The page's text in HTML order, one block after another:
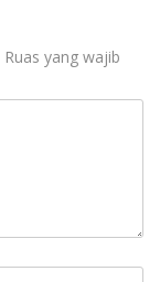
Ruas yang wajib